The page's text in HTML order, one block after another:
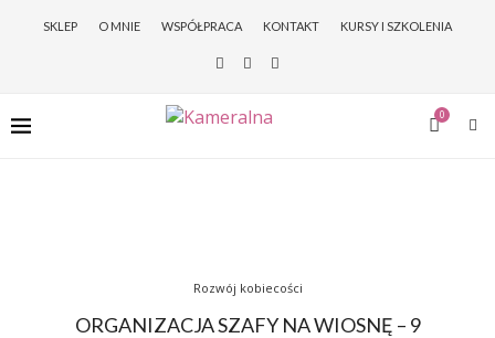
SKLEP O MNIE WSPÓŁPRACA KONTAKT KURSY I SZKOLENIA
0
Rozwój kobiecości
ORGANIZACJA SZAFY NA WIOSNĘ – 9